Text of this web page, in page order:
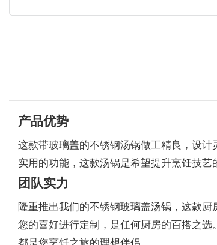
产品优势
这款带玻璃盖的不锈钢汤锅做工精良，设
实用的功能，这款汤锅是希望提升烹饪技艺
团队实力
隆重推出我们的不锈钢玻璃盖汤锅，这款
您的喜好进行定制，是任何厨房的百搭之
都是您烹饪之旅的理想伴侣。